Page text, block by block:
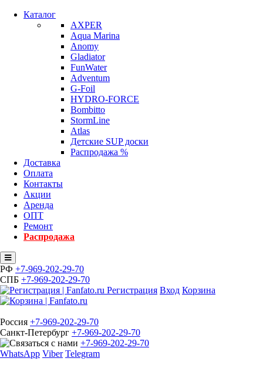
Каталог
AXPER
Aqua Marina
Anomy
Gladiator
FunWater
Adventum
G-Foil
HYDRO-FORCE
Bombitto
StormLine
Atlas
Детские SUP доски
Распродажа %
Доставка
Оплата
Контакты
Акции
Аренда
ОПТ
Ремонт
Распродажа
РФ +7-969-202-29-70
СПБ +7-969-202-29-70
Регистрация Вход Корзина
Россия +7-969-202-29-70
Санкт-Петербург +7-969-202-29-70
+7-969-202-29-70
WhatsApp Viber Telegram